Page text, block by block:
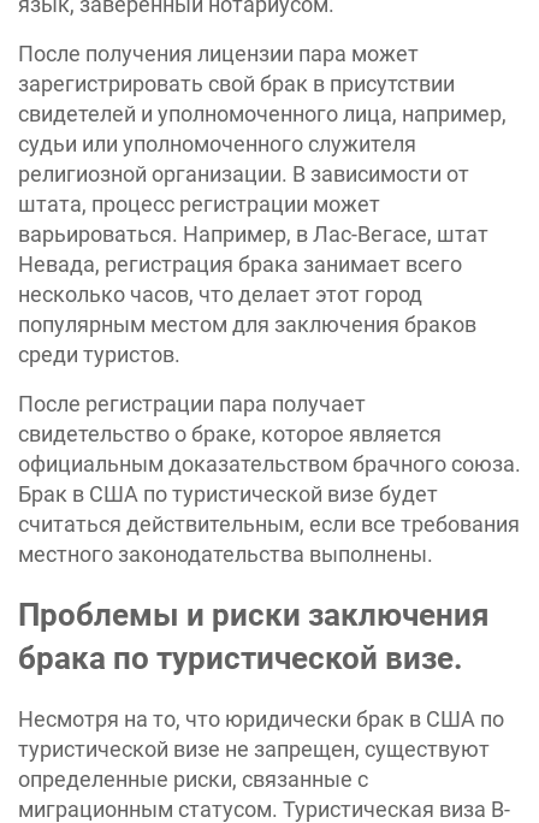
После получения лицензии пара может
зарегистрировать свой брак в присутствии
свидетелей и уполномоченного лица, например,
судьи или уполномоченного служителя
религиозной организации. В зависимости от
штата, процесс регистрации может
варьироваться. Например, в Лас-Вегасе, штат
Невада, регистрация брака занимает всего
несколько часов, что делает этот город
популярным местом для заключения браков
среди туристов.
После регистрации пара получает
свидетельство о браке, которое является
официальным доказательством брачного союза.
Брак в США по туристической визе будет
считаться действительным, если все требования
местного законодательства выполнены.
Проблемы и риски заключения
брака по туристической визе.
Несмотря на то, что юридически брак в США по
туристической визе не запрещен, существуют
определенные риски, связанные с
миграционным статусом. Туристическая виза B-